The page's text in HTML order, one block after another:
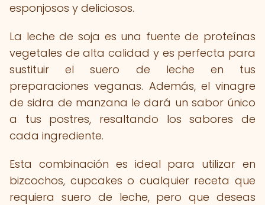
esponjosos y deliciosos.
La leche de soja es una fuente de proteínas
vegetales de alta calidad y es perfecta para
sustituir el suero de leche en tus
preparaciones veganas. Además, el vinagre
de sidra de manzana le dará un sabor único
a tus postres, resaltando los sabores de
cada ingrediente.
Esta combinación es ideal para utilizar en
bizcochos, cupcakes o cualquier receta que
requiera suero de leche, pero que deseas